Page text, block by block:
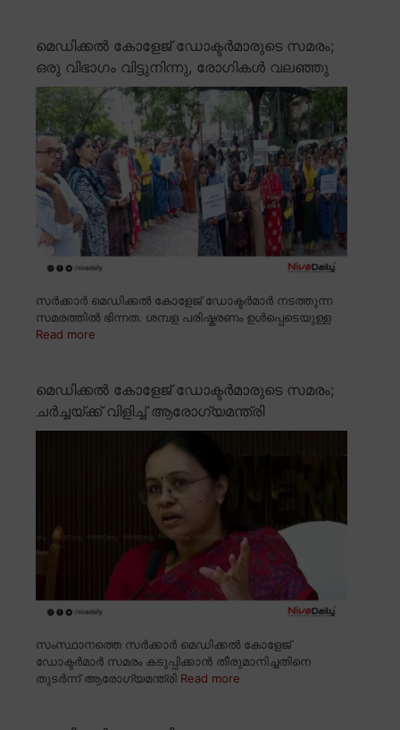
മെഡിക്കൽ കോളേജ് ഡോക്ടർമാരുടെ സമരം;
ഒരു വിഭാഗം വിട്ടുനിന്നു, രോഗികൾ വലഞ്ഞു
സർക്കാർ മെഡിക്കൽ കോളേജ് ഡോക്ടർമാർ നടത്തുന്ന
സമരത്തിൽ ഭിന്നത. ശമ്പള പരിഷ്കരണം ഉൾപ്പെടെയുള്ള
Read more
മെഡിക്കൽ കോളേജ് ഡോക്ടർമാരുടെ സമരം;
ചർച്ചയ്ക്ക് വിളിച്ച് ആരോഗ്യമന്ത്രി
സംസ്ഥാനത്തെ സർക്കാർ മെഡിക്കൽ കോളേജ്
ഡോക്ടർമാർ സമരം കടുപ്പിക്കാൻ തീരുമാനിച്ചതിനെ
തുടർന്ന് ആരോഗ്യമന്ത്രി Read more